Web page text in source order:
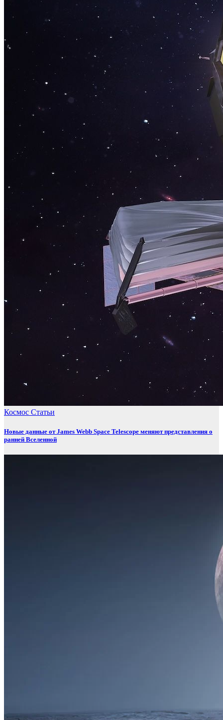
Космос Статьи
Новые данные от James Webb Space Telescope меняют представления о
ранней Вселенной